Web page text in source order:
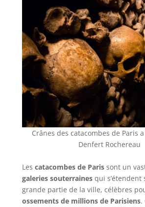
Crânes des catacombes de Paris
Denfert Rochereau
Les catacombes de Parissont un
galeries souterrainesqui s’étendent
grande partie de la ville, célèbres
ossements de millions de Parisiens.